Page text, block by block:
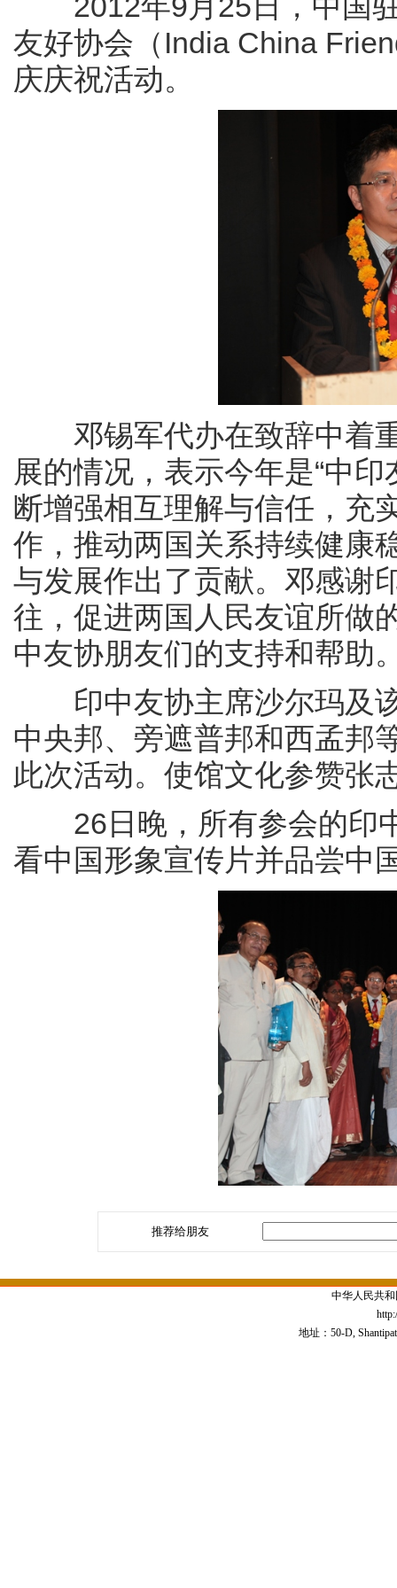
友好协会（India China
庆庆祝活动。
邓锡军代办在致辞中着重
展的情况，表示今年是“中
断增强相互理解与信任，充
作，推动两国关系持续健康
与发展作出了贡献。邓感谢
往，促进两国人民友谊所做
中友协朋友们的支持和帮助
印中友协主席沙尔玛及该
中央邦、旁遮普邦和西孟邦
此次活动。使馆文化参赞张
26日晚，所有参会的印
看中国形象宣传片并品尝中
推荐给朋友
中华人民共
地址：50-D,